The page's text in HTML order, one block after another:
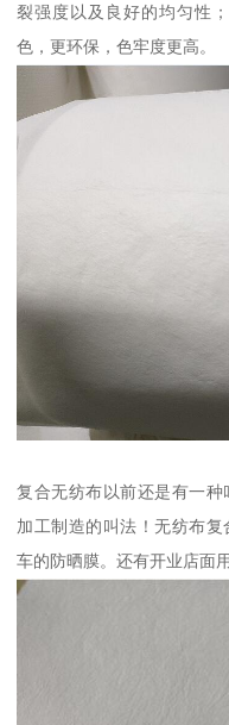
裂强度以及良好的均匀性
色，更环保，色牢度更高。
复合无纺布以前还是有一
加工制造的叫法！无纺布
车的防晒膜。还有开业店面